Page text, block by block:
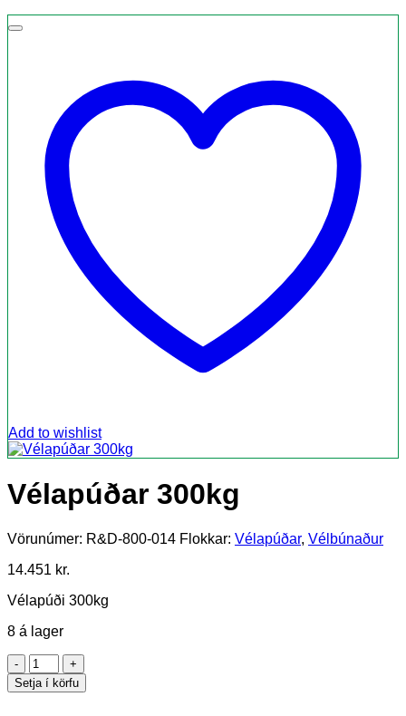
Add to wishlist
Vélapúðar 300kg
Vörunúmer: R&D-800-014 Flokkar: Vélapúðar, Vélbúnaður
14.451 kr.
Vélapúði 300kg
8 á lager
Vélapúðar
300kg
quantity
Setja í körfu